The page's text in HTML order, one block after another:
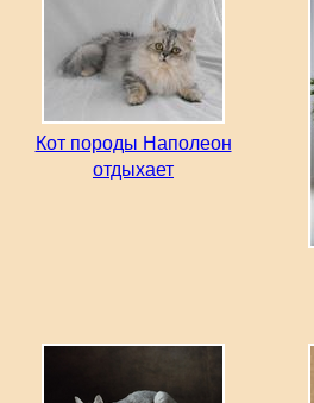
Кот породы Наполеон
отдыхает